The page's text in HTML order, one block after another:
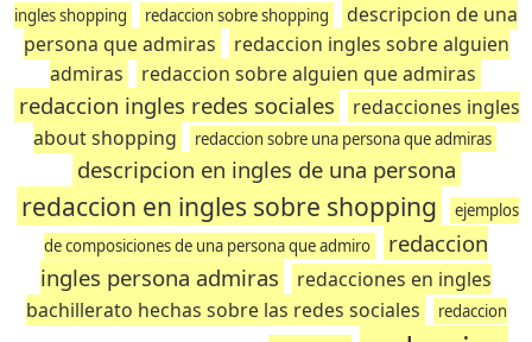
ingles shopping
redaccion sobre shopping
descripcion de una
persona que admiras
redaccion ingles sobre alguien
admiras
redaccion sobre alguien que admiras
redaccion ingles redes sociales
redacciones ingles
about shopping
redaccion sobre una persona que admiras
descripcion en ingles de una persona
redaccion en ingles sobre shopping
ejemplos
de composiciones de una persona que admiro
redaccion
ingles persona admiras
redacciones en ingles
bachillerato hechas sobre las redes sociales
redaccion